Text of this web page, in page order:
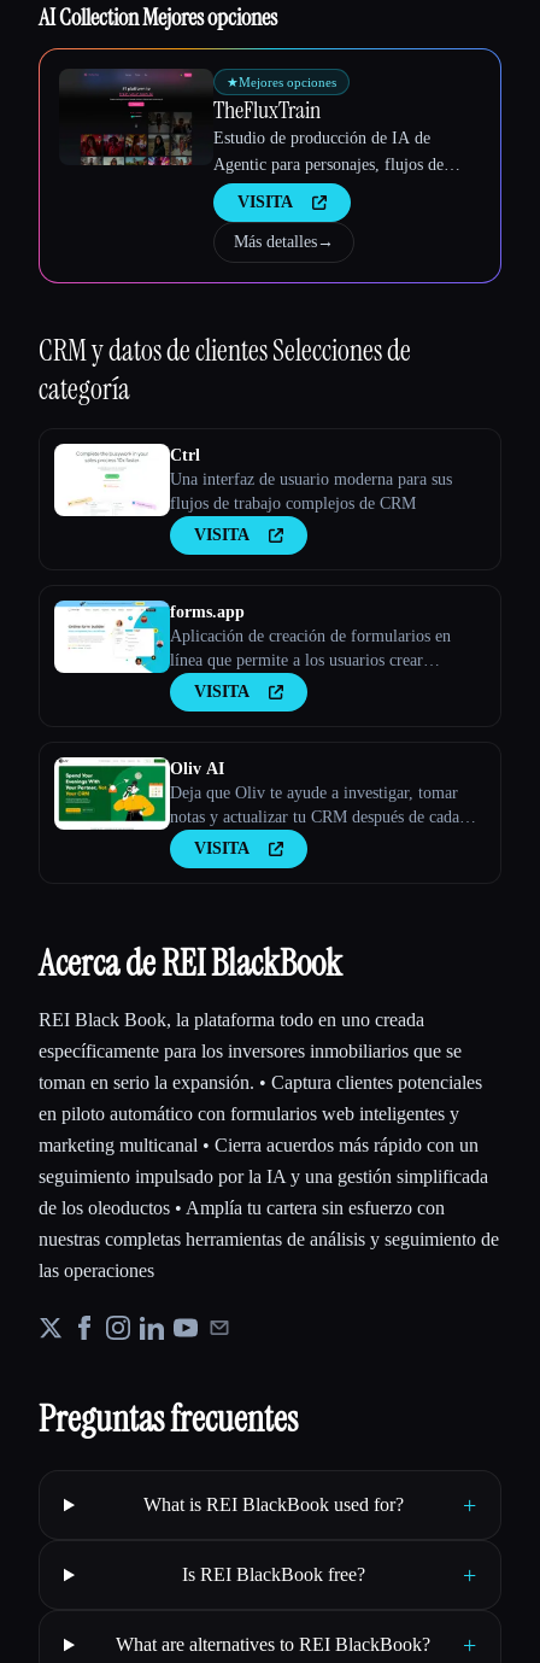
Esc
AI Collection Mejores opciones
★Mejores opciones
TheFluxTrain
Estudio de producción de IA de
Agentic para personajes, flujos de
trabajo y vídeos coherentes
VISITA
Más detalles→
CRM y datos de clientesSelecciones de
categoría
Ctrl
Una interfaz de usuario moderna para sus
flujos de trabajo complejos de CRM
VISITA
forms.app
Aplicación de creación de formularios en
línea que permite a los usuarios crear
cualquier tipo de formularios, encuestas y
cuestionarios.
VISITA
Oliv AI
Deja que Oliv te ayude a investigar, tomar
notas y actualizar tu CRM después de cada
llamada, ¡para que puedas concentrarte en
ganar las conversaciones!
VISITA
Acerca de REI BlackBook
REI Black Book, la plataforma todo en uno creada
específicamente para los inversores inmobiliarios que se
toman en serio la expansión. • Captura clientes potenciales
en piloto automático con formularios web inteligentes y
marketing multicanal • Cierra acuerdos más rápido con un
seguimiento impulsado por la IA y una gestión simplificada
de los oleoductos • Amplía tu cartera sin esfuerzo con
nuestras completas herramientas de análisis y seguimiento de
las operaciones
Preguntas frecuentes
What is REI BlackBook used for? +
Is REI BlackBook free? +
What are alternatives to REI BlackBook? +